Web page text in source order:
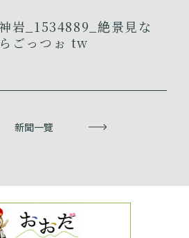
岩_1534889_絶景見な
ごっつぉ tw
新聞一覽